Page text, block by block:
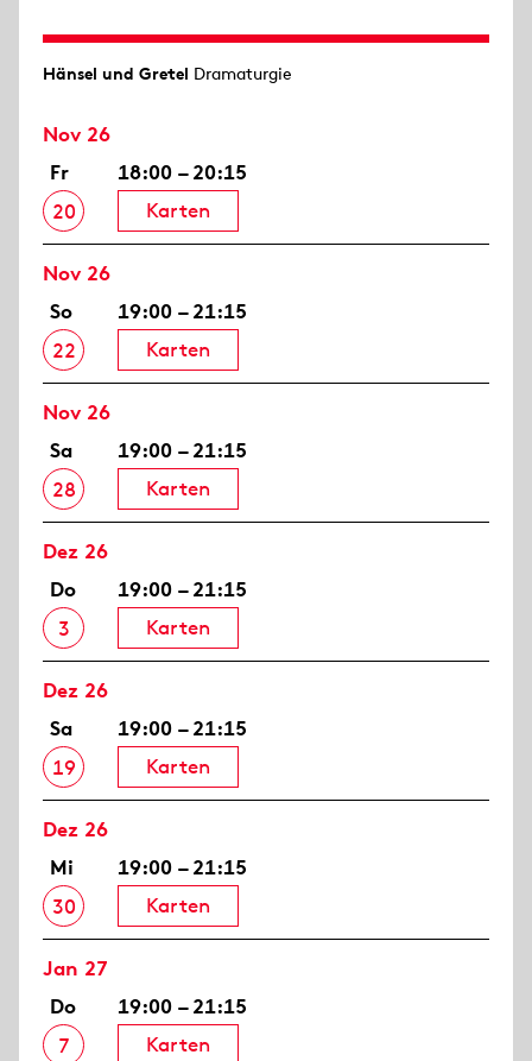
Hänsel und Gretel Dramaturgie
Nov 26
Fr
20
18:00 – 20:15
Karten
Nov 26
So
22
19:00 – 21:15
Karten
Nov 26
Sa
28
19:00 – 21:15
Karten
Dez 26
Do
3
19:00 – 21:15
Karten
Dez 26
Sa
19
19:00 – 21:15
Karten
Dez 26
Mi
30
19:00 – 21:15
Karten
Jan 27
Do
7
19:00 – 21:15
Karten